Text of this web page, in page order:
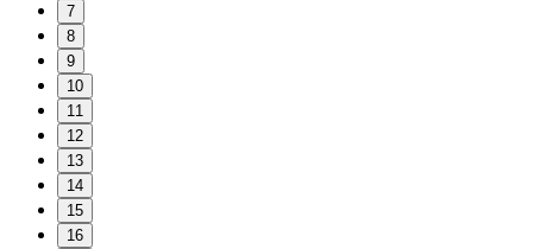
7
8
9
10
11
12
13
14
15
16